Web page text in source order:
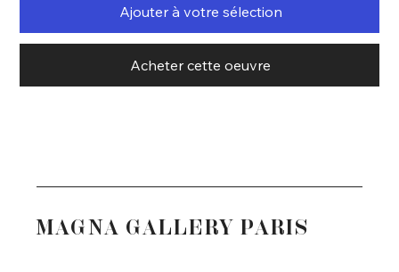
Ajouter à votre sélection
Acheter cette oeuvre
MAGNA GALLERY PARIS